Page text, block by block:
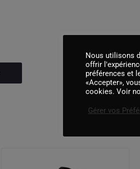
Nous utilisons
offrir
préférences et
«Accepter»,
cookies. Voir
Gérer vos